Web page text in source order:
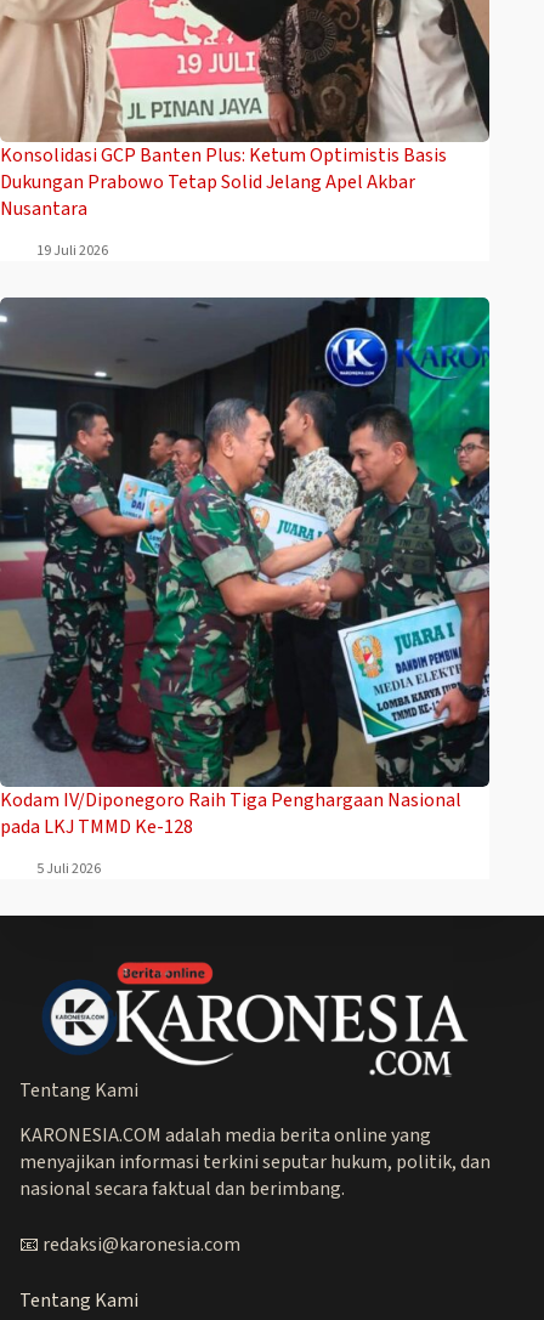
Konsolidasi GCP Banten Plus: Ketum Optimistis Basis
Dukungan Prabowo Tetap Solid Jelang Apel Akbar
Nusantara
19 Juli 2026
Kodam IV/Diponegoro Raih Tiga Penghargaan Nasional
pada LKJ TMMD Ke-128
5 Juli 2026
Tentang Kami
KARONESIA.COM adalah media berita online yang
menyajikan informasi terkini seputar hukum, politik, dan
nasional secara faktual dan berimbang.
📧 redaksi@karonesia.com
Tentang Kami